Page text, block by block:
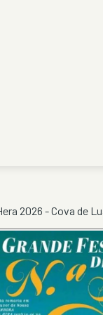
2026 - Cova de